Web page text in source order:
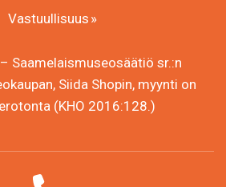
Vastuullisuus
Saamelaismuseosäätiö sr.:n
Siida Shopin, myynti on
(KHO 2016:128.)